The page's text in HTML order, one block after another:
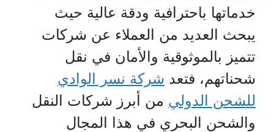
خدماتها باحترافية ودقة عالية حيث
يبحث العديد من العملاء عن شركات
تتميز بالموثوقية والأمان في نقل
شحناتهم، فتعد شركة نسر الوادي
للشحن الدولي من أبرز شركات النقل
والشحن البحري في هذا المجال